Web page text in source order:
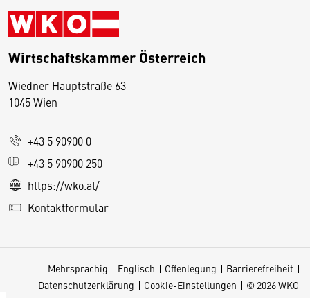
Wirtschaftskammer Österreich
Wiedner Hauptstraße 63
1045 Wien
+43 5 90900 0
+43 5 90900 250
https://wko.at/
Kontaktformular
Mehrsprachig Englisch Offenlegung
Barrierefreiheit
Datenschutzerklärung
Cookie-Einstellungen © 2026 WKO
D
s
e
S
e